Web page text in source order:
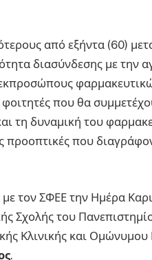
από εξήντα (60)
διασύνδεσης με την
που θα
τη δυναμική του
προοπτικές που
τον ΣΦΕΕ την Ημέρα
Σχολής του
Κλινικής και Ομώνυμου
.